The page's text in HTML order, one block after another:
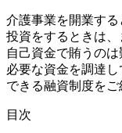
介護事業を開業す
投資をするときは
自己資金で賄うの
必要な資金を調達
できる融資制度をご
目次